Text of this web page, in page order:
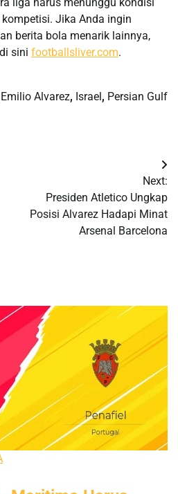
Jika Anda ingin
berita bola menarik lainnya,
sini footballsliver.com.
Emilio Alvarez, Israel , Persian Gulf
Next:
Presiden Atletico Ungkap
Posisi Alvarez Hadapi Minat
Arsenal Barcelona